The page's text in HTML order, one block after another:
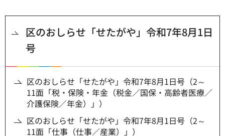
区のおしらせ「せたがや」令和7年8月1日
号
区のおしらせ「せたがや」令和7年8月1日号（2～
11面「税・保険・年金（税金／国保・高齢者医療／
介護保険／年金）」）
区のおしらせ「せたがや」令和7年8月1日号（2～
11面「仕事（仕事／産業）」）